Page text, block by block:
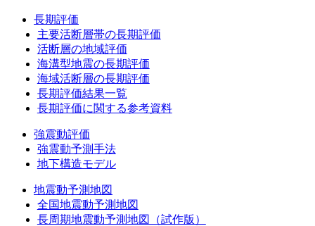
長期評価
主要活断層帯の長期評価
活断層の地域評価
海溝型地震の長期評価
海域活断層の長期評価
長期評価結果一覧
長期評価に関する参考資料
強震動評価
強震動予測手法
地下構造モデル
地震動予測地図
全国地震動予測地図
長周期地震動予測地図（試作版）